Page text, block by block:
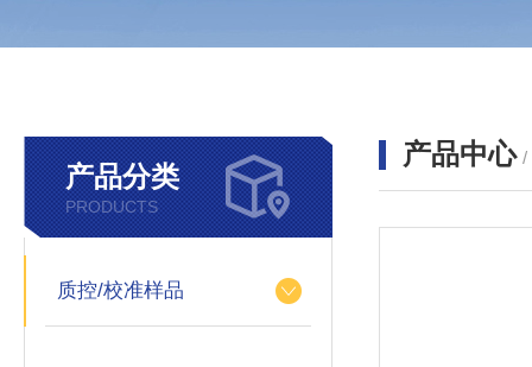
产品分类
PRODUCTS
质控/校准样品
产品中心 /